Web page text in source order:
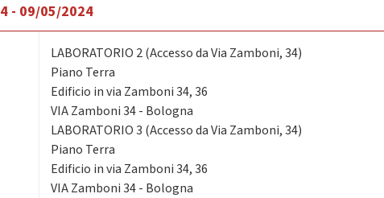
- 09/05/2024
LABORATORIO 2 (Accesso da Via Zamboni, 34)
Piano Terra
Edificio in via Zamboni 34, 36
VIA Zamboni 34 - Bologna
LABORATORIO 3 (Accesso da Via Zamboni, 34)
Piano Terra
Edificio in via Zamboni 34, 36
VIA Zamboni 34 - Bologna